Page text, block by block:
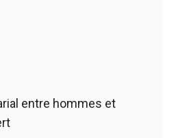
entre hommes et